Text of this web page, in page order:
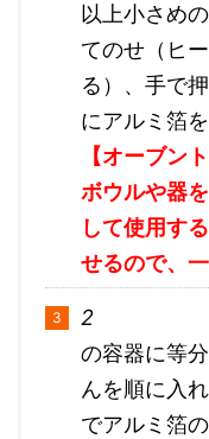
以上小さめ
てのせ（ヒ
る）、手で
にアルミ箔
【オーブン
ボウルや器
して使用す
せるので、一
2
の容器に等
んを順に入
でアルミ箔